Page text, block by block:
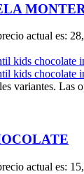
actual es:
variantes. Las
actual es: